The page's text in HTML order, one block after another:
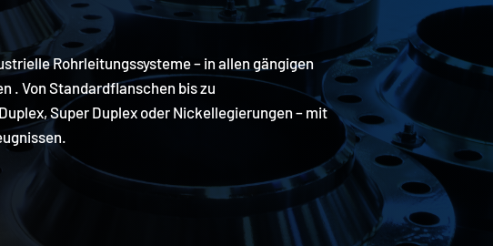
Rohrleitungssysteme – in allen gängigen
. Von Standardflanschen bis zu
Super Duplex oder Nickellegierungen – mit